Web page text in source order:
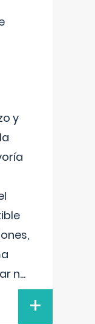
y
n...
+